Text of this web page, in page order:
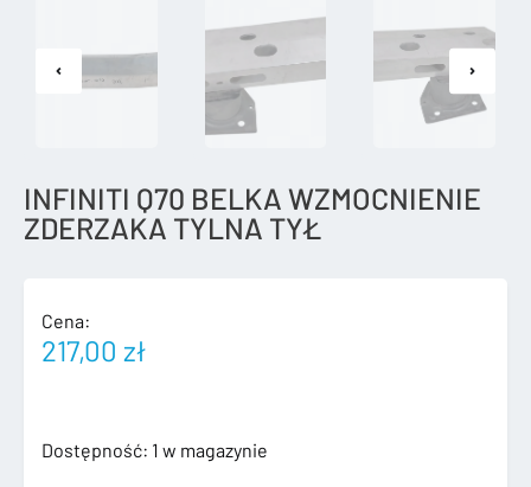
INFINITI Q70 BELKA WZMOCNIENIE
ZDERZAKA TYLNA TYŁ
Cena:
217,00 zł
Dostępność: 1 w magazynie
ilość